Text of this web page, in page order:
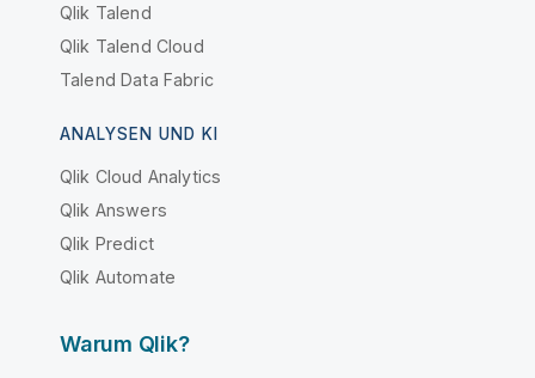
Qlik Talend
Qlik Talend Cloud
Talend Data Fabric
ANALYSEN UND KI
Qlik Cloud Analytics
Qlik Answers
Qlik Predict
Qlik Automate
Warum Qlik?